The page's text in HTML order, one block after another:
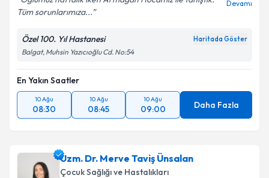
Tüm sorunlarımıza...
Devamı
Özel 100. Yıl Hastanesi Haritada Göster
Balgat, Muhsin Yazıcıoğlu Cd. No:54
En Yakın Saatler
10 Ağu
08:30
10 Ağu
08:45
10 Ağu
09:00 Daha Fazla
Uzm. Dr. Merve Taviş Ünsalan
Çocuk Sağlığı ve Hastalıkları